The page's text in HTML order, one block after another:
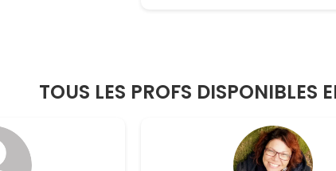
TOUS LES PROFS DISPONIBLES